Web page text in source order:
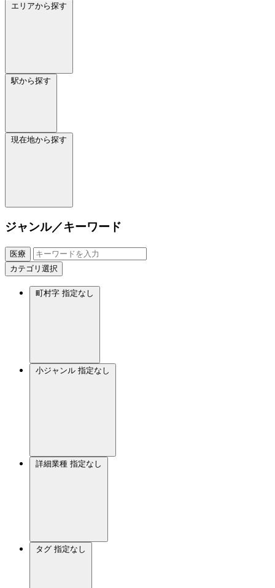
エリアから探す
駅から探す
現在地から探す
ジャンル／キーワード
医療
カテゴリ選択
町村字 指定なし
小ジャンル 指定なし
詳細業種 指定なし
タグ 指定なし